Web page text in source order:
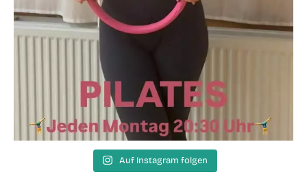
Auf Instagram folgen